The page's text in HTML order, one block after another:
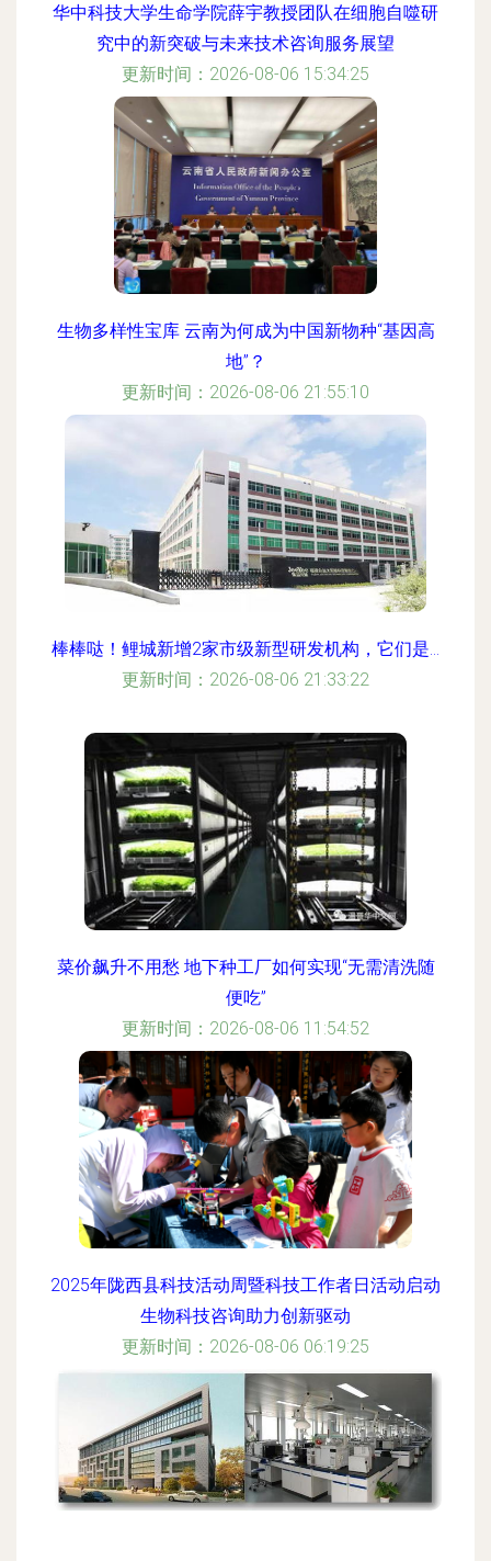
华中科技大学生命学院薛宇教授团队在细胞自噬研
究中的新突破与未来技术咨询服务展望
更新时间：2026-08-06 15:34:25
生物多样性宝库 云南为何成为中国新物种“基因高
地”？
更新时间：2026-08-06 21:55:10
棒棒哒！鲤城新增2家市级新型研发机构，它们是...
更新时间：2026-08-06 21:33:22
菜价飙升不用愁 地下种工厂如何实现“无需清洗随
便吃”
更新时间：2026-08-06 11:54:52
2025年陇西县科技活动周暨科技工作者日活动启动
生物科技咨询助力创新驱动
更新时间：2026-08-06 06:19:25